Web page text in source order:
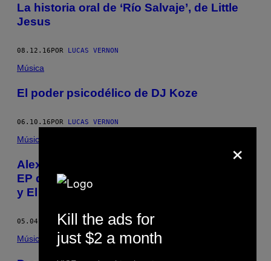
La historia oral de ‘Río Salvaje’, de Little
Jesus
08.12.16POR LUCAS VERNON
Música
El poder psicodélico de DJ Koze
06.10.16POR LUCAS VERNON
Música
Alex Ferreira nos platicó sobre su nuevo
EP de merengue y bachata, ‘Alex Ferreira
y El Frente Caribe’
05.04.16 POR LUCAS VERNON
Música
×
Kill the ads for
just $2 a month